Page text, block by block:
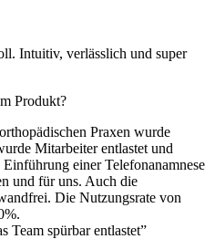
Intuitiv, verlässlich und super
Produkt?
Praxen wurde
Mitarbeiter entlastet und
Einführung einer Telefonanamnese
und für uns. Auch die
Die Nutzungsrate von
Team spürbar entlastet”